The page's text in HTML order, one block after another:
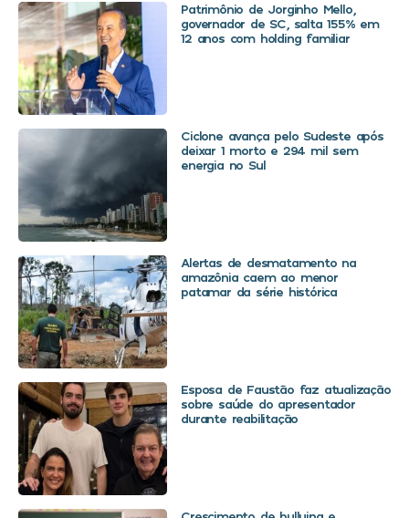
Patrimônio de Jorginho Mello,
governador de SC, salta 155% em
12 anos com holding familiar
Ciclone avança pelo Sudeste após
deixar 1 morto e 294 mil sem
energia no Sul
Alertas de desmatamento na
amazônia caem ao menor
patamar da série histórica
Esposa de Faustão faz atualização
sobre saúde do apresentador
durante reabilitação